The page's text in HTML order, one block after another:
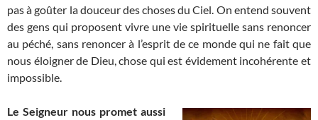
pas à goûter la douceur des choses du Ciel. On entend souvent
des gens qui proposent vivre une vie spirituelle sans renoncer
au péché, sans renoncer à l’esprit de ce monde qui ne fait que
nous éloigner de Dieu, chose qui est évidement incohérente et
impossible.
Le Seigneur nous promet aussi